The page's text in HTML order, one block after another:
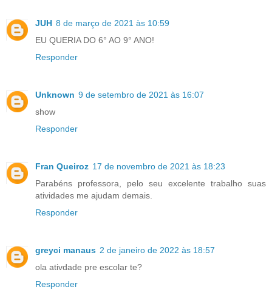
JUH 8 de março de 2021 às 10:59
EU QUERIA DO 6° AO 9° ANO!
Responder
Unknown 9 de setembro de 2021 às 16:07
show
Responder
Fran Queiroz 17 de novembro de 2021 às 18:23
Parabéns professora, pelo seu excelente trabalho suas
atividades me ajudam demais.
Responder
greyci manaus 2 de janeiro de 2022 às 18:57
ola ativdade pre escolar te?
Responder